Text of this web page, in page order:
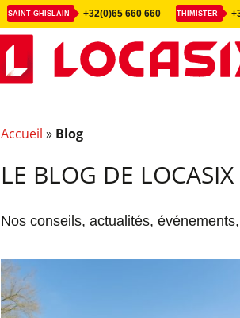
SAINT-GHISLAIN +32(0)65 660 660 THIMISTER
Accueil » Blog
LE BLOG DE LOCASIX
Nos conseils, actualités,